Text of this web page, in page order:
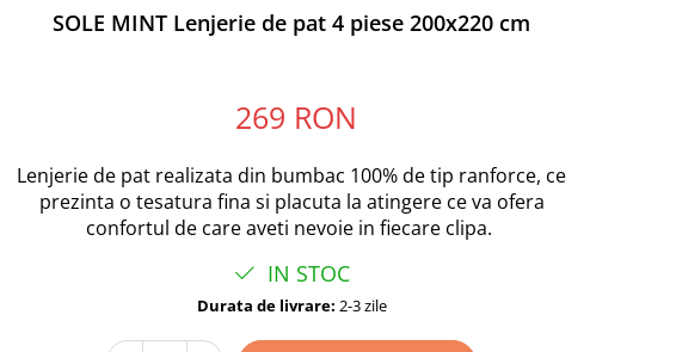
SOLE MINT Lenjerie de pat 4 piese 200x220 cm
269 RON
Lenjerie de pat realizata din bumbac 100% de tip ranforce, ce
prezinta o tesatura fina si placuta la atingere ce va ofera
confortul de care aveti nevoie in fiecare clipa.
IN STOC
Durata de livrare: 2-3 zile